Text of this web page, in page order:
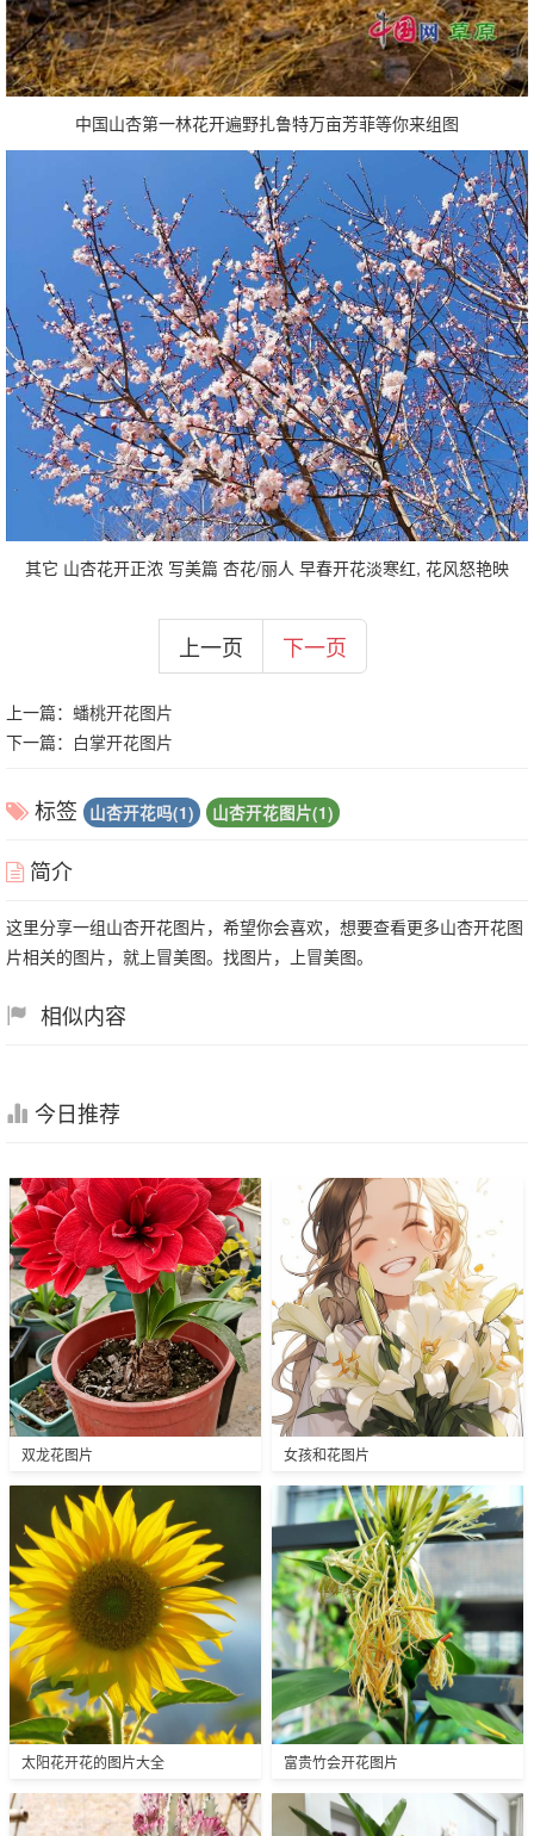
中国山杏第一林花开遍野扎鲁特万亩芳菲等你来组图
其它 山杏花开正浓 写美篇 杏花/丽人 早春开花淡寒红, 花风怒艳映
上一页 下一页
上一篇： 蟠桃开花图片
下一篇： 白掌开花图片
标签 山杏开花吗(1) 山杏开花图片(1)
简介
这里分享一组山杏开花图片，希望你会喜欢，想要查看更多山杏开花图
片相关的图片，就上冒美图。找图片，上冒美图。
相似内容
今日推荐
双龙花图片 女孩和花图片
太阳花开花的图片大全 富贵竹会开花图片